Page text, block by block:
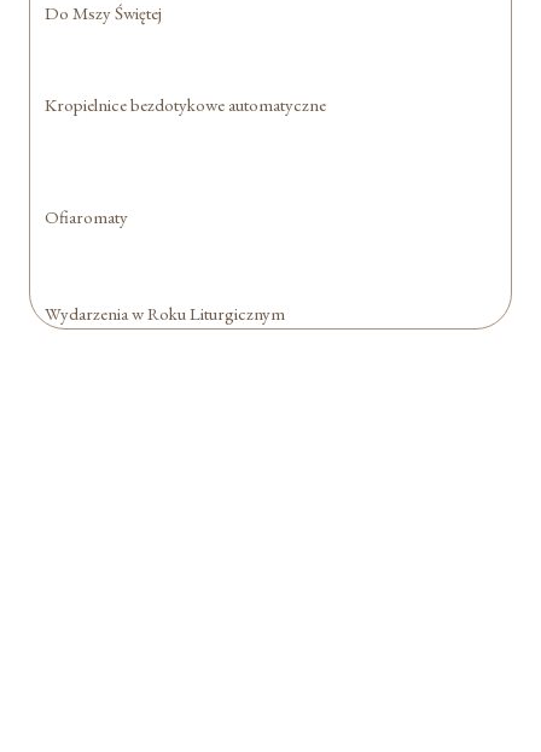
Do Mszy Świętej
Kropielnice bezdotykowe automatyczne
Ofiaromaty
Wydarzenia w Roku Liturgicznym